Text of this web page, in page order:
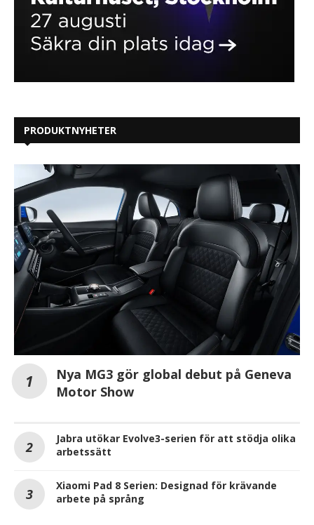
PRODUKTNYHETER
Nya MG3 gör global debut på Geneva
Motor Show
Jabra utökar Evolve3-serien för att stödja olika
arbetssätt
Xiaomi Pad 8 Serien: Designad för krävande
arbete på språng